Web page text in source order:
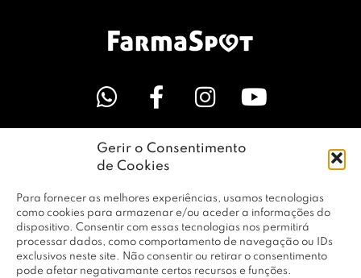
Gerir o Consentimento
de Cookies
Para fornecer as melhores experiências, usamos tecnologias
como cookies para armazenar e/ou aceder a informações do
dispositivo. Consentir com essas tecnologias nos permitirá
processar dados, como comportamento de navegação ou IDs
exclusivos neste site. Não consentir ou retirar o consentimento
pode afetar negativamante certos recursos e funções.
LINKS ÚTEIS
EMPRESA
PERFIL